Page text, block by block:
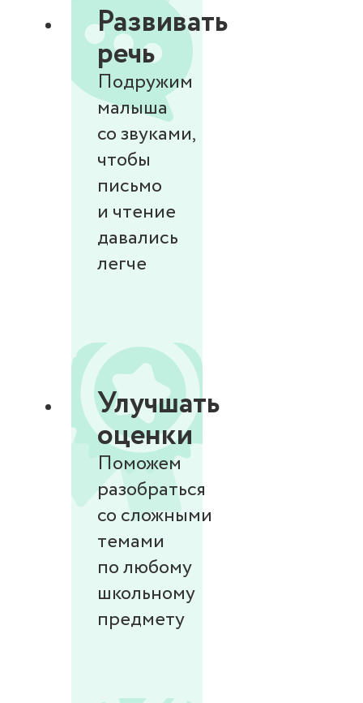
Развивать
речь
Подружим
малыша
со звуками,
чтобы
письмо
и чтение
давались
легче
Улучшать
оценки
Поможем
разобраться
со сложными
темами
по любому
школьному
предмету